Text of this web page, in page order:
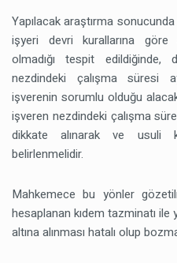
Yapılacak araştırma
işyeri devri kurallarına
olmadığı tespit
nezdindeki çalışma süresi
işverenin sorumlu olduğu
işveren nezdindeki çalışma
dikkate alınarak ve usuli
belirlenmelidir.
Mahkemece bu yönler
hesaplanan kıdem tazminatı ile
altına alınması hatalı olup